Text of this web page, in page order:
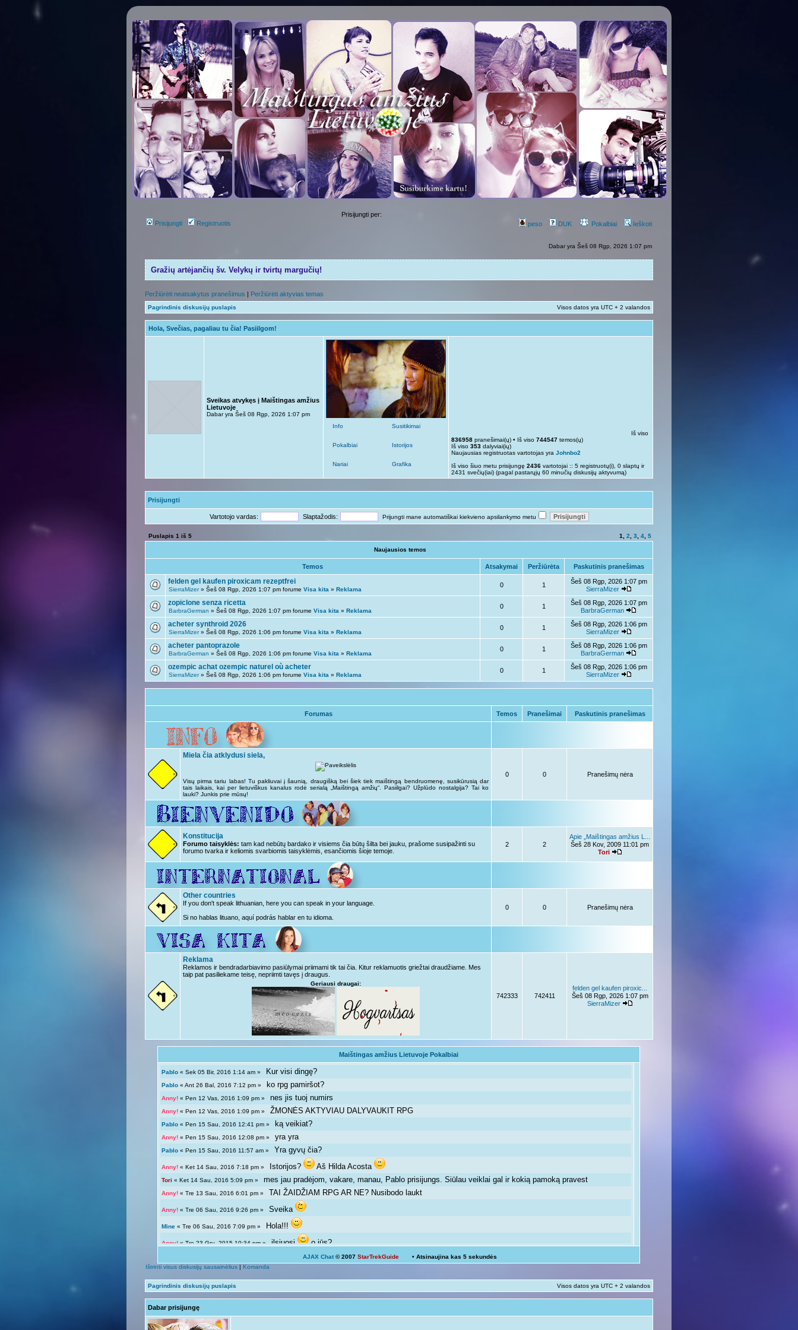
Prisijungti Registruotis
Prisijungti per:
peso
DUK Pokalbiai Ieškoti
Dabar yra Šeš 08 Rgp, 2026 1:07 pm
Gražių artėjančių šv. Velykų ir tvirtų margučių!
Peržiūrėti neatsakytus pranešimus | Peržiūrėti aktyvias temas
Pagrindinis diskusijų puslapis Visos datos yra UTC + 2 valandos
Hola, Svečias, pagaliau tu čia! Pasiilgom!
Sveikas atvykęs į Maištingas amžius
Lietuvoje
Dabar yra Šeš 08 Rgp, 2026 1:07 pm
Info
Pokalbiai
Nariai
Susitikimai
Istorijos
Grafika
Iš viso
836958 pranešimai(ų) • Iš viso 744547 temos(ų)
Iš viso 353 dalyviai(ių)
Naujausias registruotas vartotojas yra Johnbo2
Iš viso šiuo metu prisijungę 2436 vartotojai :: 5 registruotų(i), 0 slaptų ir
2431 svečių(iai) (pagal pastarųjų 60 minučių diskusijų aktyvumą)
Prisijungti
Vartotojo vardas: Slaptažodis: Prijungti mane automatiškai kiekvieno apsilankymo metu
Puslapis 1 iš 5 1 2 3 4 5
Naujausios temos
Temos Atsakymai Peržiūrėta Paskutinis pranešimas
felden gel kaufen piroxicam rezeptfrei
SierraMizer» Šeš 08 Rgp, 2026 1:07 pm forume Visa kita » Reklama
0 1
Šeš 08 Rgp, 2026 1:07 pm
SierraMizer
zopiclone senza ricetta
BarbraGerman » Šeš 08 Rgp, 2026 1:07 pm forume Visa kita » Reklama
0 1
Šeš 08 Rgp, 2026 1:07 pm
BarbraGerman
acheter synthroid 2026
SierraMizer» Šeš 08 Rgp, 2026 1:06 pm forume Visa kita » Reklama
0 1
Šeš 08 Rgp, 2026 1:06 pm
SierraMizer
acheter pantoprazole
BarbraGerman » Šeš 08 Rgp, 2026 1:06 pm forume Visa kita » Reklama
0 1
Šeš 08 Rgp, 2026 1:06 pm
BarbraGerman
ozempic achat ozempic naturel où acheter
SierraMizer» Šeš 08 Rgp, 2026 1:06 pm forume Visa kita » Reklama
0 1
Šeš 08 Rgp, 2026 1:06 pm
SierraMizer
Forumas Temos Pranešimai Paskutinis pranešimas
Miela čia atklydusi siela,
Visų pirma tariu labas! Tu pakliuvai į šaunią, draugišką bei šiek tiek maištingą bendruomenę, susikūrusią dar
tais laikais, kai per lietuviškus kanalus rodė serialą „Maištingą amžių“. Pasiilgai? Užplūdo nostalgija? Tai ko
lauki? Junkis prie mūsų!
0 0 Pranešimų nėra
Konstitucija
Forumo taisyklės: tam kad nebūtų bardako ir visiems čia būtų šilta bei jauku, prašome susipažinti su
forumo tvarka ir keliomis svarbiomis taisyklėmis, esančiomis šioje temoje.
2 2
Apie „Maištingas amžius L...
Šeš 28 Kov, 2009 11:01 pm
Tori
Other countries
If you don't speak lithuanian, here you can speak in your language.
Si no hablas lituano, aquí podrás hablar en tu idioma.
0 0 Pranešimų nėra
Reklama
Reklamos ir bendradarbiavimo pasiūlymai priimami tik tai čia. Kitur reklamuotis griežtai draudžiame. Mes
taip pat pasiliekame teisę, nepriimti tavęs į draugus.
Geriausi draugai:
742333 742411
felden gel kaufen piroxic...
Šeš 08 Rgp, 2026 1:07 pm
SierraMizer
Maištingas amžius Lietuvoje Pokalbiai
Pablo « Sek 05 Bir, 2016 1:14 am » Kur visi dingę?
Pablo « Ant 26 Bal, 2016 7:12 pm » ko rpg pamiršot?
Anny! « Pen 12 Vas, 2016 1:09 pm »nes jis tuoj numirs
Anny! « Pen 12 Vas, 2016 1:09 pm »ŽMONĖS AKTYVIAU DALYVAUKIT RPG
Pablo « Pen 15 Sau, 2016 12:41 pm » ką veikiat?
Anny! « Pen 15 Sau, 2016 12:08 pm »yra yra
Pablo « Pen 15 Sau, 2016 11:57 am » Yra gyvų čia?
Anny! « Ket 14 Sau, 2016 7:18 pm » Istorijos? Aš Hilda Acosta
Tori « Ket 14 Sau, 2016 5:09 pm »mes jau pradėjom, vakare, manau, Pablo prisijungs. Siūlau veiklai gal ir kokią pamoką pravest
Anny! « Tre 13 Sau, 2016 6:01 pm » TAI ŽAIDŽIAM RPG AR NE? Nusibodo laukt
Anny! « Tre 06 Sau, 2016 9:26 pm »Sveika
Mine « Tre 06 Sau, 2016 7:09 pm » Hola!!!
Anny! « Tre 23 Gru, 2015 10:34 pm »ilsiuosi o jūs?
Ką veikiat?
Anny!« Sek 13 Rgs, 2015 9:54 pm »galima ir atsipalaiduoti nuo mokslų
Giedryte.« Sek 13 Rgs, 2015 7:40 pm »
Anny!« Pir 07 Rgs, 2015 9:14 pm »
AJAX Chat © 2007StarTrekGuide • Atsinaujina kas5 sekundės
Ištrinti visus diskusijų sausainėlius | Komanda
Pagrindinis diskusijų puslapis Visos datos yra UTC + 2 valandos
Dabar prisijungę